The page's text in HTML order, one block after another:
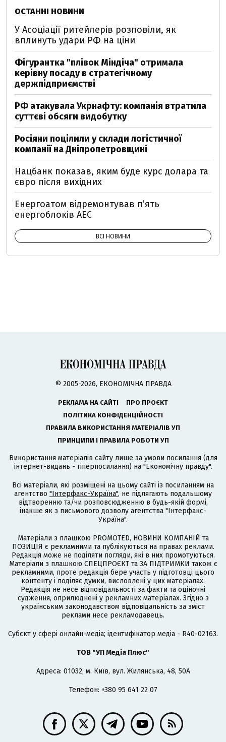
ОСТАННІ НОВИНИ
У Асоціації ритейлерів розповіли, як
вплинуть удари РФ на ціни
Фігурантка "плівок Міндіча" отримала
керівну посаду в стратегічному
держпідприємстві
РФ атакувала Укрнафту: компанія втратила
суттєві обсяги видобутку
Росіяни поцілили у склади логістичної
компанії на Дніпропетровщині
Нацбанк показав, яким буде курс долара та
євро після вихідних
Енергоатом відремонтував п’ять
енергоблоків АЕС
ВСІ НОВИНИ
© 2005-2026, ЕКОНОМІЧНА ПРАВДА
РЕКЛАМА НА САЙТІ
ПРО ПРОЄКТ
ПОЛІТИКА КОНФІДЕНЦІЙНОСТІ
ПРАВИЛА ВИКОРИСТАННЯ МАТЕРІАЛІВ УП
ПРИНЦИПИ І ПРАВИЛА РОБОТИ УП
Використання матеріалів сайту лише за умови посилання (для
інтернет-видань - гіперпосилання) на "Економічну правду".
Всі матеріали, які розміщені на цьому сайті із посиланням на
агентство "Інтерфакс-Україна", не підлягають подальшому
відтворенню та/чи розповсюдженню в будь-якій формі,
інакше як з письмового дозволу агентства "Інтерфакс-
Україна".
Матеріали з плашкою PROMOTED, НОВИНИ КОМПАНІЙ та
ПОЗИЦІЯ є рекламними та публікуються на правах реклами.
Редакція може не поділяти погляди, які в них промотуються.
Матеріали з плашкою СПЕЦПРОЄКТ та ЗА ПІДТРИМКИ також є
рекламними, проте редакція бере участь у підготовці цього
контенту і поділяє думки, висловлені у цих матеріалах.
Редакція не несе відповідальності за факти та оціночні
судження, оприлюднені у рекламних матеріалах. Згідно з
українським законодавством відповідальність за зміст
реклами несе рекламодавець.
Cубєкт у сфері онлайн-медіа; ідентифікатор медіа - R40-02163.
ТОВ "УП Медіа Плюс"
Адреса: 01032, м. Київ, вул. Жилянська, 48, 50А
Телефон: +380 95 641 22 07